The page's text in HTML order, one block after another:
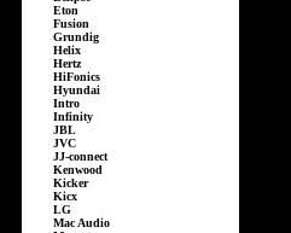
Eton
Fusion
Grundig
Helix
Hertz
HiFonics
Hyundai
Intro
Infinity
JBL
JVC
JJ-connect
Kenwood
Kicker
Kicx
LG
Mac Audio